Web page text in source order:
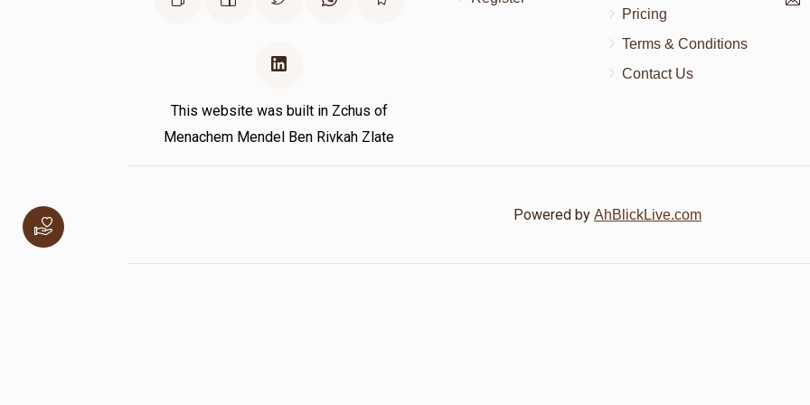
This website was built in Zchus of
Menachem Mendel Ben Rivkah Zlate
Pricing
Terms & Conditions
Contact Us
Powered by AhBlickLive.com